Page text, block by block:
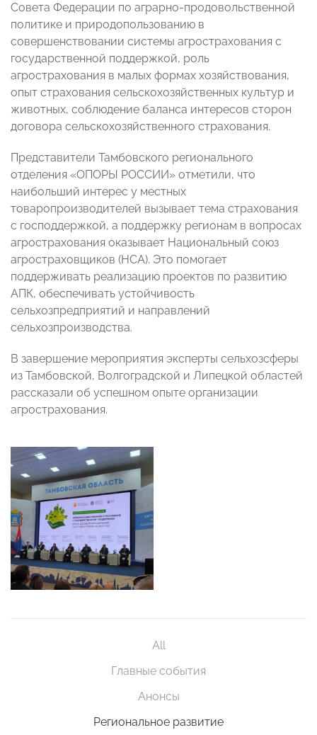
Совета Федерации по аграрно-продовольственной
политике и природопользованию в
совершенствовании системы агрострахования с
государственной поддержкой, роль
агрострахования в малых формах хозяйствования,
опыт страхования сельскохозяйственных культур и
животных, соблюдение баланса интересов сторон
договора сельскохозяйственного страхования.
Представители Тамбовского регионального
отделения «ОПОРЫ РОССИИ» отметили, что
наибольший интерес у местных
товаропроизводителей вызывает тема страхования
с господдержкой, а поддержку регионам в вопросах
агрострахования оказывает Национальный союз
агростраховщиков (НСА). Это помогает
поддерживать реализацию проектов по развитию
АПК, обеспечивать устойчивость
сельхозпредприятий и направлений
сельхозпроизводства.
В завершение мероприятия эксперты сельхозсферы
из Тамбовской, Волгоградской и Липецкой областей
рассказали об успешном опыте организации
агрострахования.
All
Главные события
Анонсы
Региональное развитие